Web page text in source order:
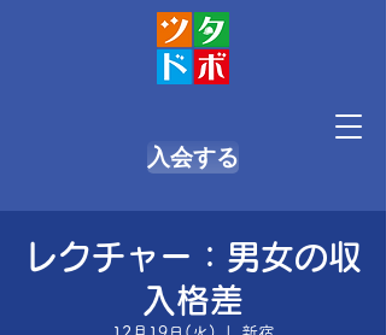
入会する
レクチャー：男女の収
入格差